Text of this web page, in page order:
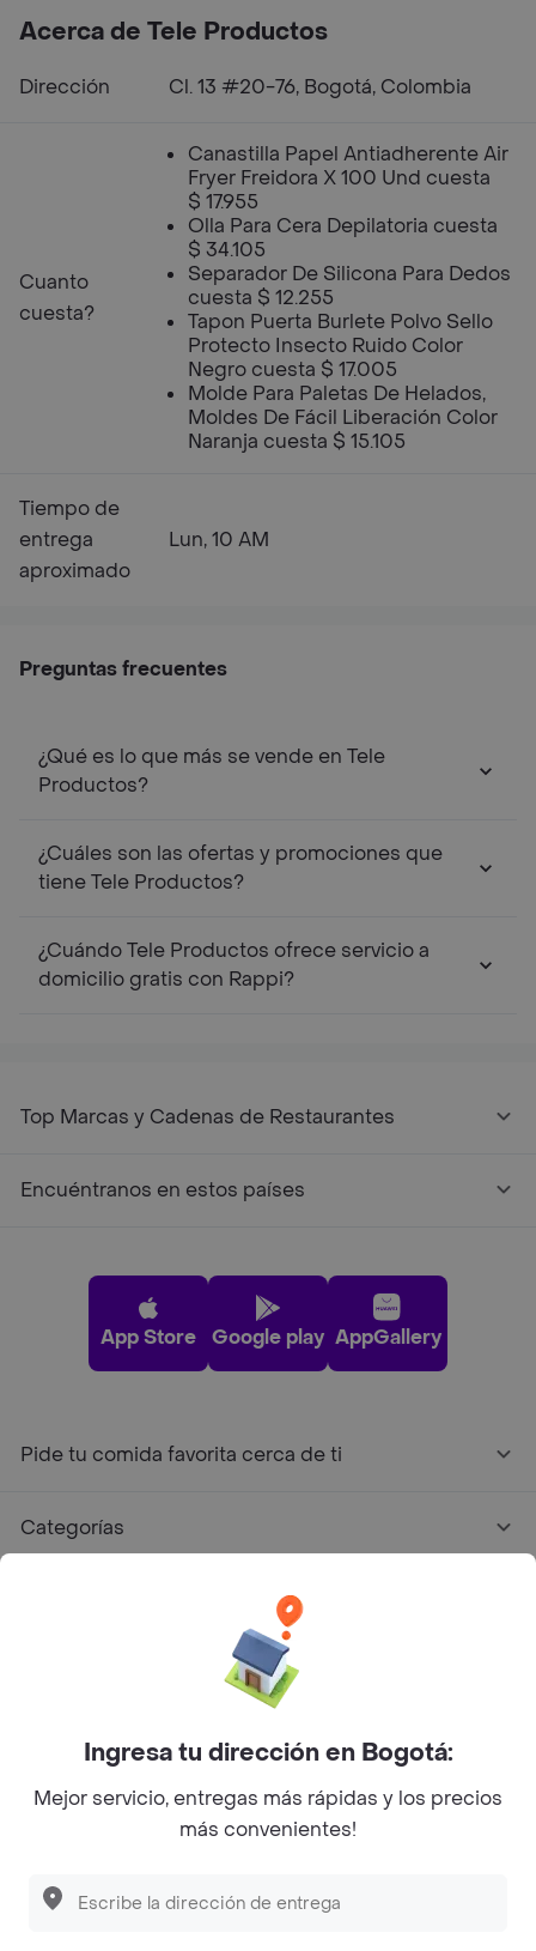
Acerca de Tele Productos
Dirección Cl. 13 #20-76, Bogotá, Colombia
Cuanto
cuesta?
Canastilla Papel Antiadherente Air
Fryer Freidora X 100 Und cuesta
$ 17.955
Olla Para Cera Depilatoria cuesta
$ 34.105
Separador De Silicona Para Dedos
cuesta $ 12.255
Tapon Puerta Burlete Polvo Sello
Protecto Insecto Ruido Color
Negro cuesta $ 17.005
Molde Para Paletas De Helados,
Moldes De Fácil Liberación Color
Naranja cuesta $ 15.105
Tiempo de
entrega
aproximado
Lun, 10 AM
Preguntas frecuentes
¿Qué es lo que más se vende en Tele
Productos?
¿Cuáles son las ofertas y promociones que
tiene Tele Productos?
¿Cuándo Tele Productos ofrece servicio a
domicilio gratis con Rappi?
Top Marcas y Cadenas de Restaurantes
Encuéntranos en estos países
App Store Google play AppGallery
Pide tu comida favorita cerca de ti
Categorías
Facebook
Twitter
Instagram
©2026Rappi Inc. All rights reserved.
Ingresa tu dirección en Bogotá:
Mejor servicio, entregas más rápidas y los precios
más convenientes!